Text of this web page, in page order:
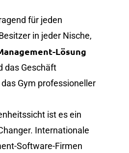
für jeden
in jeder Nische,
Lösung
das Geschäft
Gym professioneller
ist es ein
Internationale
Software-Firmen